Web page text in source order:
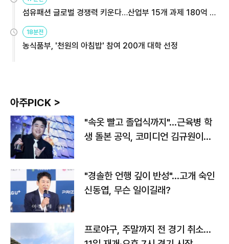
섬유패션 글로벌 경쟁력 키운다…산업부 15개 과제 180억 지
원
18분전
농식품부, '천원의 아침밥' 참여 200개 대학 선정
아주PICK >
"속옷 빨고 졸업식까지"…근육병 학
생 돌본 공익, 코미디언 김규원이었
"경솔한 언행 깊이 반성"…고개 숙인
신동엽, 무슨 일이길래?
프로야구, 주말까지 전 경기 취소…